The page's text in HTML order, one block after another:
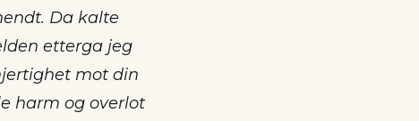
Da kalte
etterga jeg
mot din
harm og overlot